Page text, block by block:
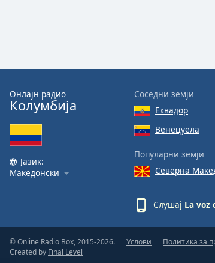
window.
Beginning
cancel
and
Онлајн радио
Колумбија
Јазик:
Македонски
Соседни земји
Еквадор
Венецуела
Популарни земји
Северна
Слушај La voz
© Online Radio Box, 2015-2026.
Created by Final Level
Услови Политика за